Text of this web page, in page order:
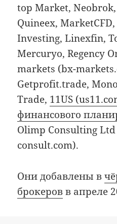
top Market,
Quineex,
Investing, Linexfin,
Mercuryo, Regency
markets (bx-
Getprofit.trade,
Trade, 11US
финансового
Olimp Consulting
consult.com).
Они добавлены в
брокеровв апреле